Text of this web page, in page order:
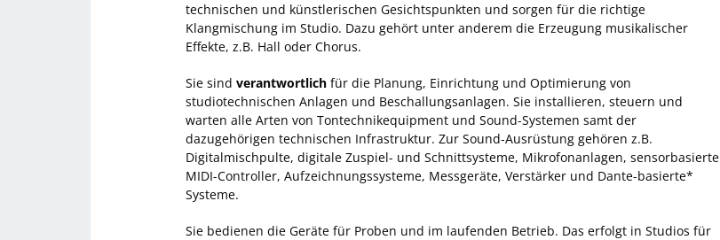
technischen und künstlerischen Gesichtspunkten und sorgen für die richtige
Klangmischung im Studio. Dazu gehört unter anderem die Erzeugung musikalischer
Effekte, z.B. Hall oder Chorus.
Sie sind verantwortlich für die Planung, Einrichtung und Optimierung von
studiotechnischen Anlagen und Beschallungsanlagen. Sie installieren, steuern und
warten alle Arten von Tontechnikequipment und Sound-Systemen samt der
dazugehörigen technischen Infrastruktur. Zur Sound-Ausrüstung gehören z.B.
Digitalmischpulte, digitale Zuspiel- und Schnittsysteme, Mikrofonanlagen, sensorbasierte
MIDI-Controller, Aufzeichnungssysteme, Messgeräte, Verstärker und Dante-basierte*
Systeme.
Sie bedienen die Geräte für Proben und im laufenden Betrieb. Das erfolgt in Studios für